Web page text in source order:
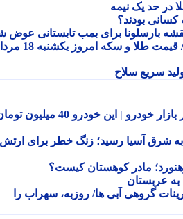
حد یک نیمه
بودند؟
برای بمب تابستانی عوض شد
کاهش قیمت طلا و سکه / قیمت طلا و سکه امروز یکشنبه 18 مرداد
سریع سلاح
ریزش سنگین قیمت ها در بازار خودرو | این خودرو 40 میلیون تومان
آسیا رسید؛ زنگ خطر برای ارتش
گروهی آبی ها/ روزبه، سهراب را